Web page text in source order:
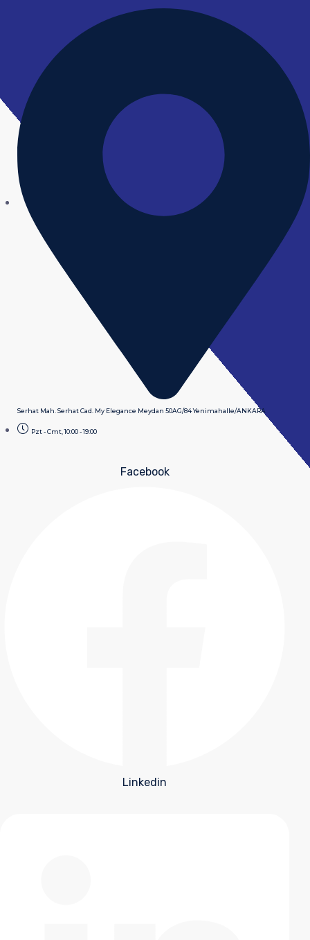
Serhat Mah. Serhat Cad. My Elegance Meydan 50AG/84 Yenimahalle/ANKARA
Pzt - Cmt, 10:00 - 19:00
Facebook
Linkedin